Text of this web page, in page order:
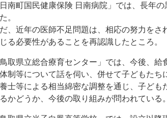
南町国民健康保険 日南病院」では、長年
。
、近年の医師不足問題は、相応の努力をさ
る必要性があることを再認識したところ。
取県立総合療育センター」では、今後、給
制等について話を伺い、併せて子どもたち
士等による相当綿密な調整を通じ、子ども
かどうか、今後の取り組みが問われている。